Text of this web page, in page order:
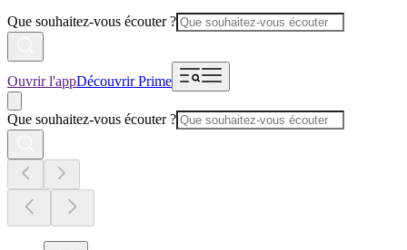
Que souhaitez-vous écouter ?
Ouvrir l'appDécouvrir Prime
Que souhaitez-vous écouter ?